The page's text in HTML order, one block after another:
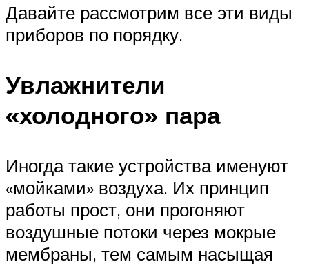
Давайте рассмотрим все эти виды
приборов по порядку.
Увлажнители
«холодного» пара
Иногда такие устройства именуют
«мойками» воздуха. Их принцип
работы прост, они прогоняют
воздушные потоки через мокрые
мембраны, тем самым насыщая